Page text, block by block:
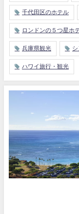
千代田区のホテル
ロンドンの５つ星ホ
兵庫県観光
ハワイ旅行・観光